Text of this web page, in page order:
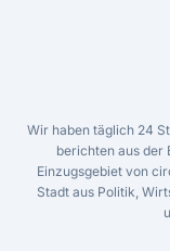
Wir haben täglich 24
berichten aus der
Einzugsgebiet von
Stadt aus Politik,